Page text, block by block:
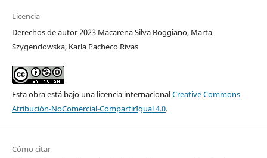
Licencia
Derechos de autor 2023 Macarena Silva Boggiano, Marta
Szygendowska, Karla Pacheco Rivas
Esta obra está bajo una licencia internacionalCreative Commons
Atribución-NoComercial-CompartirIgual 4.0.
Cómo citar